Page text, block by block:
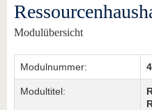
Modulübersicht
Modulnummer:
Modultitel: